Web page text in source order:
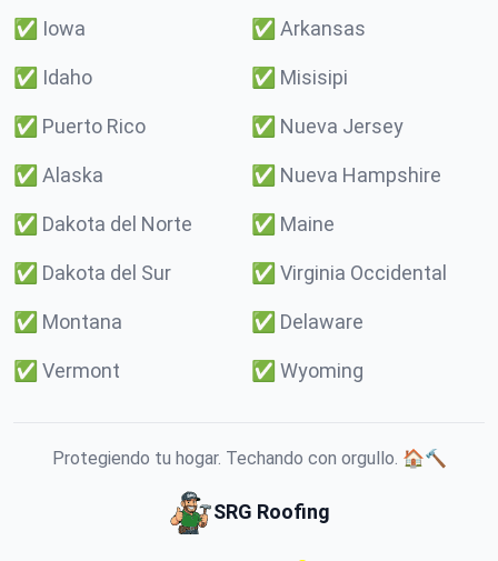
✅ Iowa ✅ Arkansas
✅ Idaho ✅ Misisipi
✅ Puerto Rico ✅ Nueva Jersey
✅ Alaska ✅ Nueva Hampshire
✅ Dakota del Norte ✅ Maine
✅ Dakota del Sur ✅ Virginia Occidental
✅ Montana ✅ Delaware
✅ Vermont ✅ Wyoming
Protegiendo tu hogar. Techando con orgullo. 🏠🔨
SRG Roofing